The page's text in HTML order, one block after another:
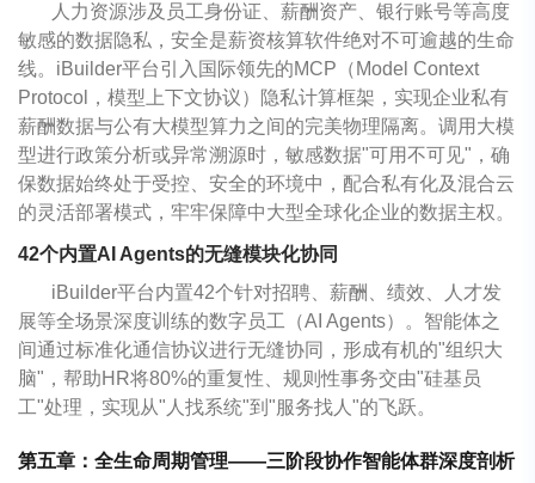
人力资源涉及员工身份证、薪酬资产、银行账号等高度
敏感的数据隐私，安全是薪资核算软件绝对不可逾越的生命
线。iBuilder平台引入国际领先的MCP（Model Context
Protocol，模型上下文协议）隐私计算框架，实现企业私有
薪酬数据与公有大模型算力之间的完美物理隔离。调用大模
型进行政策分析或异常溯源时，敏感数据"可用不可见"，确
保数据始终处于受控、安全的环境中，配合私有化及混合云
的灵活部署模式，牢牢保障中大型全球化企业的数据主权。
42个内置AI Agents的无缝模块化协同
iBuilder平台内置42个针对招聘、薪酬、绩效、人才发
展等全场景深度训练的数字员工（AI Agents）。智能体之
间通过标准化通信协议进行无缝协同，形成有机的"组织大
脑"，帮助HR将80%的重复性、规则性事务交由"硅基员
工"处理，实现从"人找系统"到"服务找人"的飞跃。
第五章：全生命周期管理——三阶段协作智能体群深度剖析